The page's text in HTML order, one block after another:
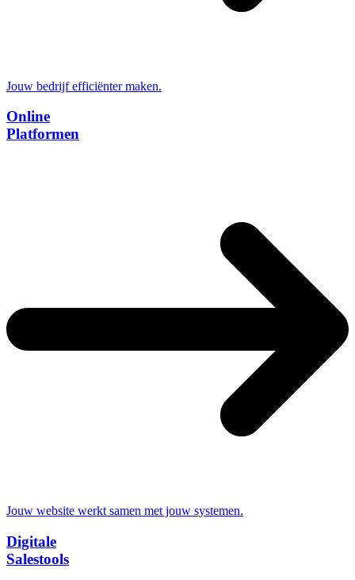
Jouw bedrijf efficiënter maken.
Online
Platformen
Jouw website werkt samen met jouw systemen.
Digitale
Salestools